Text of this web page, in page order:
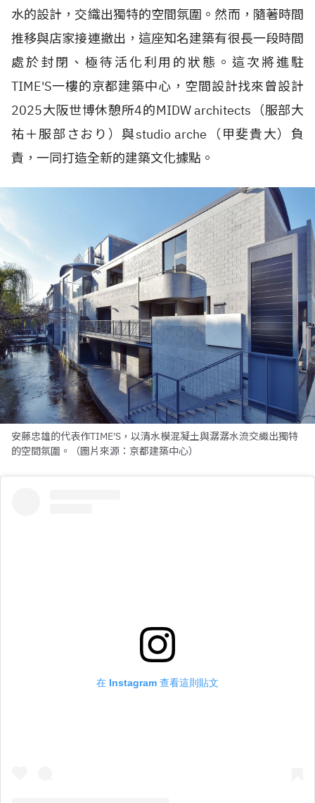
水的設計，交織出獨特的空間氛圍。然而，隨著時間
推移與店家接連撤出，這座知名建築有很長一段時間
處於封閉、極待活化利用的狀態。這次將進駐
TIME'S一樓的京都建築中心，空間設計找來曾設計
2025大阪世博休憩所4的MIDW architects（服部大
祐＋服部さおり）與studio arche（甲斐貴大）負
責，一同打造全新的建築文化據點。
安藤忠雄的代表作TIME'S，以清水模混凝土與潺潺水流交織出獨特
的空間氛圍。（圖片來源：京都建築中心）
在 Instagram 查看這則貼文